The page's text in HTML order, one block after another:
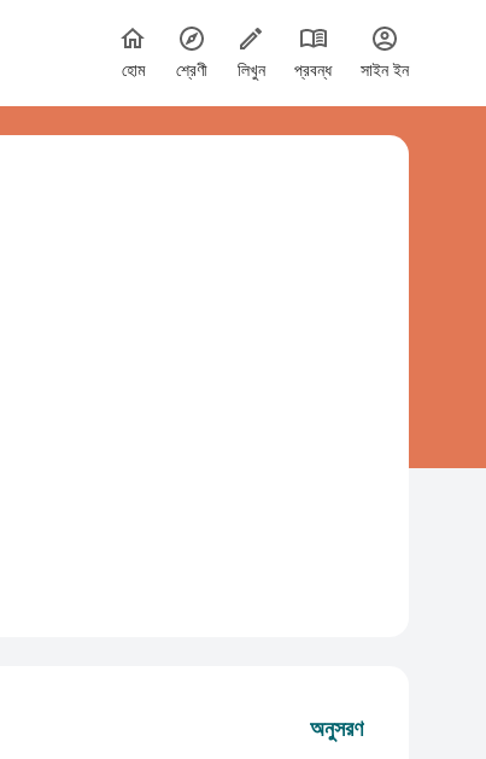
হোম শ্রেণী লিখুন প্রবন্ধ সাইন ইন
অনুসরণ